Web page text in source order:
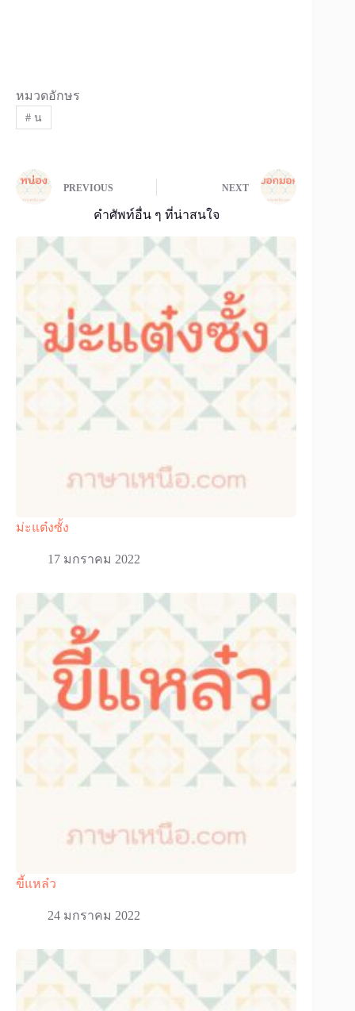
หมวดอักษร
#น
PREVIOUS NEXT
คำศัพท์อื่น ๆ ที่น่าสนใจ
ม่ะแต๋งซั้ง
17 มกราคม 2022
ขี้แหล๋ว
24 มกราคม 2022